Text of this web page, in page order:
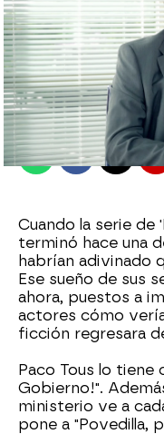
antena3.com
Madrid
Publicado:29 de
WhatsappFacebook
X
Cuando la serie de
terminó hace una
habrían adivinado
Ese sueño de sus
ahora, puestos a
actores cómo
ficción regresara
Paco Tous lo tiene
Gobierno!".
ministerio ve a
pone a "Povedilla,